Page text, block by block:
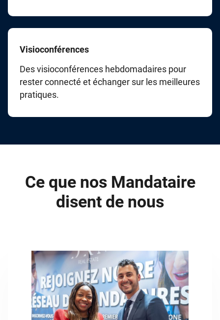
Visioconférences
Des visioconférences hebdomadaires pour
rester connecté et échanger sur les meilleures
pratiques.
Ce que nos Mandataire
disent de nous